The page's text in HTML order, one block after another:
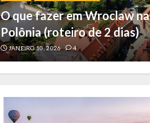
O que fazer em Wroclaw na
Polônia (roteiro de 2 dias)
JANEIRO 10, 2026 4